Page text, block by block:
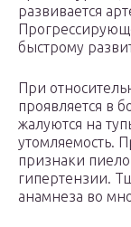
развивается
быстрому
При
проявляется в
жалуются на
утомляемость.
признаки
гипертензии.
анамнеза во